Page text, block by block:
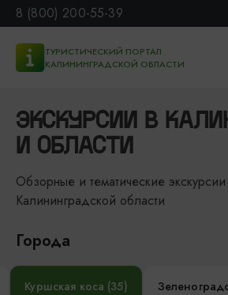
8 (800) 200-55-39
ТУРИСТИЧЕСКИЙ ПОРТАЛ
КАЛИНИНГРАДСКОЙ ОБЛАСТИ
ЭКСКУРСИИ В
И ОБЛАСТИ
Обзорные и тематические
Калининградской области
Города
Куршская коса (35)